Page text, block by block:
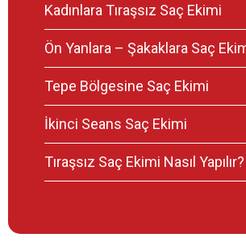
Kadınlara Tıraşsız Saç Ekimi
Ön Yanlara – Şakaklara Saç
Tepe Bölgesine Saç Ekimi
İkinci Seans Saç Ekimi
Tıraşsız Saç Ekimi Nasıl Yapılır?